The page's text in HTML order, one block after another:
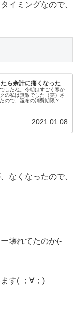
イミングなので、
ら余計に痛くなった
したね。今朝はすごく寒か
の私は無敵でした（笑）さ
ので、湿布の消費期限？も
2021.01.08
なくなったので、
壊れてたのか(-
す( ；∀；)